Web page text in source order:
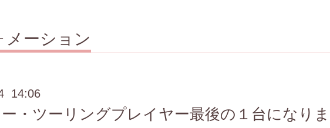
メーション
14:06
・ツーリングプレイヤー最後の１台になり